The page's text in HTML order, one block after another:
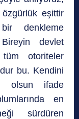
özgürlük eşittir
denkleme
devlet
tüm otoriteler
bu. Kendini
olsun ifade
en
sürdüren